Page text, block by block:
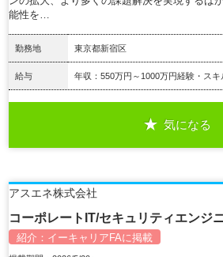
能性を…
勤務地 東京都新宿区
給与 年収：550万円～1000万円経験・ス
気になる
アスエネ株式会社
コーポレートIT/セキュリティエンジ
紹介： イーキャリアFAに掲載